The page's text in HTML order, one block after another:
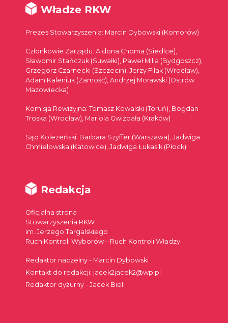
Władze RKW
Prezes Stowarzyszenia: Marcin Dybowski (Komorów)
Członkowie Zarządu: Aldona Choma (Siedlce),
Sławomir Stańczuk (Suwałki), Paweł Milla (Bydgoszcz),
Grzegorz Czarnecki (Szczecin), Jerzy Filak (Wrocław),
Adam Kaleniuk (Zamość), Andrzej Morawski (Ostrów
Mazowiecka)
Komisja Rewizyjna: Tomasz Kowalski (Toruń), Bogdan
Troska (Wrocław), Mariola Gwizdała (Kraków)
Sąd Koleżeński: Barbara Szyffer (Warszawa), Jadwiga
Chmielowska (Katowice), Jadwiga Łukasik (Płock)
Redakcja
Oficjalna strona
Stowarzyszenia RKW
im. Jerzego Targalskiego
Ruch Kontroli Wyborów – Ruch Kontroli Władzy
Redaktor naczelny - Marcin Dybowski
Kontakt do redakcji: jacek2jacek2@wp.pl
Redaktor dyżurny - Jacek Biel